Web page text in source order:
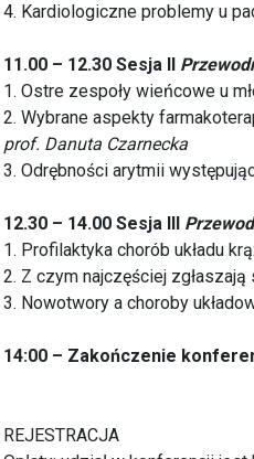
4. Kardiologiczne problemy u
11.00 – 12.30 Sesja II
1. Ostre zespoły wieńcowe u
2. Wybrane aspekty
prof. Danuta Czarnecka
3. Odrębności arytmii
12.30 – 14.00 Sesja III
1. Profilaktyka chorób układu
2. Z czym najczęściej
3. Nowotwory a choroby
14:00 – Zakończenie
REJESTRACJA